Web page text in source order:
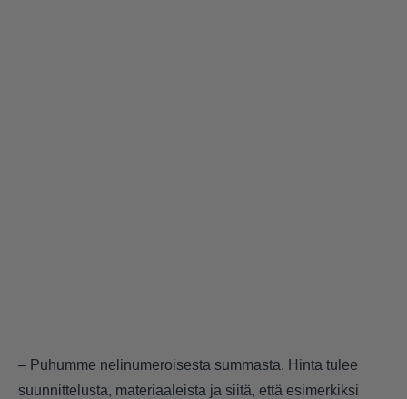
– Puhumme nelinumeroisesta summasta. Hinta tulee
suunnittelusta, materiaaleista ja siitä, että esimerkiksi